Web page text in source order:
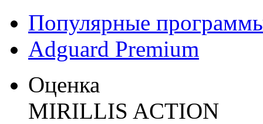
Популярные
Adguard Premium
Оценка
MIRILLIS ACTION